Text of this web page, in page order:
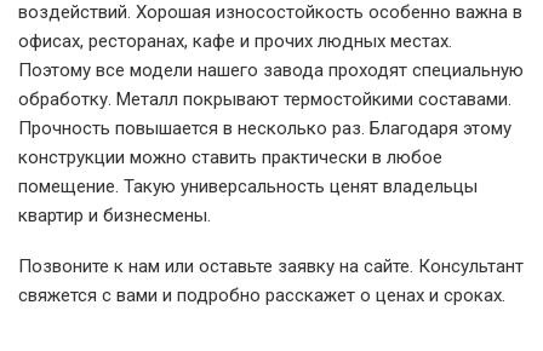
воздействий. Хорошая износостойкость особенно важна в
офисах, ресторанах, кафе и прочих людных местах.
Поэтому все модели нашего завода проходят специальную
обработку. Металл покрывают термостойкими составами.
Прочность повышается в несколько раз. Благодаря этому
конструкции можно ставить практически в любое
помещение. Такую универсальность ценят владельцы
квартир и бизнесмены.
Позвоните к нам или оставьте заявку на сайте. Консультант
свяжется с вами и подробно расскажет о ценах и сроках.